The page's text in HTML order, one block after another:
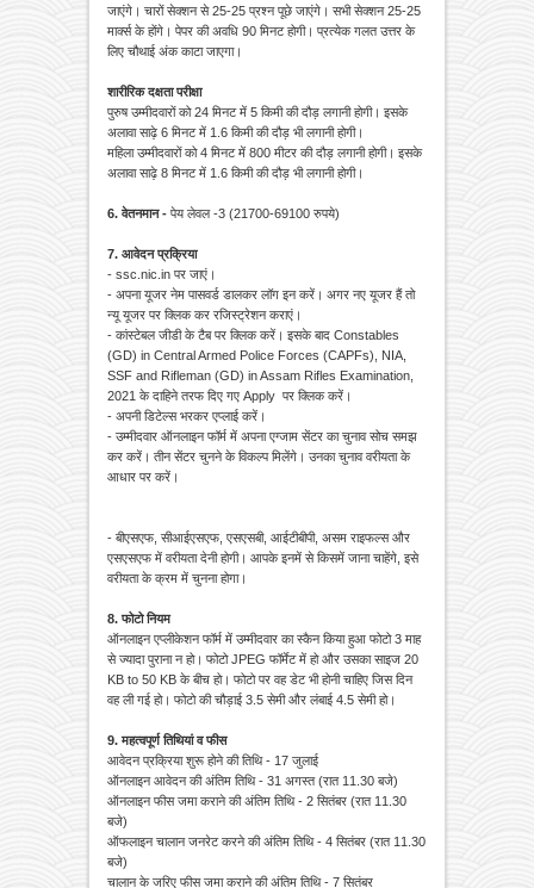
जाएंगे। चारों सेक्शन से 25-25 प्रश्न पूछे जाएंगे। सभी सेक्शन 25-25
मार्क्स के होंगे। पेपर की अवधि 90 मिनट होगी। प्रत्येक गलत उत्तर के
लिए चौथाई अंक काटा जाएगा।
शारीरिक दक्षता परीक्षा
पुरुष उम्मीदवारों को 24 मिनट में 5 किमी की दौड़ लगानी होगी। इसके
अलावा साढ़े 6 मिनट में 1.6 किमी की दौड़ भी लगानी होगी।
महिला उम्मीदवारों को 4 मिनट में 800 मीटर की दौड़ लगानी होगी। इसके
अलावा साढ़े 8 मिनट में 1.6 किमी की दौड़ भी लगानी होगी।
6. वेतनमान - पेय लेवल -3 (21700-69100 रुपये)
7. आवेदन प्रक्रिया
- ssc.nic.in पर जाएं।
- अपना यूजर नेम पासवर्ड डालकर लॉग इन करें। अगर नए यूजर हैं तो
न्यू यूजर पर क्लिक कर रजिस्ट्रेशन कराएं।
- कांस्टेबल जीडी के टैब पर क्लिक करें। इसके बाद Constables
(GD) in Central Armed Police Forces (CAPFs), NIA,
SSF and Rifleman (GD) in Assam Rifles Examination,
2021 के दाहिने तरफ दिए गए Apply पर क्लिक करें।
- अपनी डिटेल्स भरकर एप्लाई करें।
- उम्मीदवार ऑनलाइन फॉर्म में अपना एग्जाम सेंटर का चुनाव सोच समझ
कर करें। तीन सेंटर चुनने के विकल्प मिलेंगे। उनका चुनाव वरीयता के
आधार पर करें।
- बीएसएफ, सीआईएसएफ, एसएसबी, आईटीबीपी, असम राइफल्स और
एसएसएफ में वरीयता देनी होगी। आपके इनमें से किसमें जाना चाहेंगे, इसे
वरीयता के क्रम में चुनना होगा।
8. फोटो नियम
ऑनलाइन एप्लीकेशन फॉर्म में उम्मीदवार का स्कैन किया हुआ फोटो 3 माह
से ज्यादा पुराना न हो। फोटो JPEG फॉर्मेट में हो और उसका साइज 20
KB to 50 KB के बीच हो। फोटो पर वह डेट भी होनी चाहिए जिस दिन
वह ली गई हो। फोटो की चौड़ाई 3.5 सेमी और लंबाई 4.5 सेमी हो।
9. महत्वपूर्ण तिथियां व फीस
आवेदन प्रक्रिया शुरू होने की तिथि - 17 जुलाई
ऑनलाइन आवेदन की अंतिम तिथि - 31 अगस्त (रात 11.30 बजे)
ऑनलाइन फीस जमा कराने की अंतिम तिथि - 2 सितंबर (रात 11.30
बजे)
ऑफलाइन चालान जनरेट करने की अंतिम तिथि - 4 सितंबर (रात 11.30
बजे)
चालान के जरिए फीस जमा कराने की अंतिम तिथि - 7 सितंबर